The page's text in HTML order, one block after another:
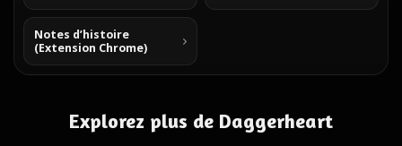
Notes d’histoire
(Extension Chrome)
Explorez plus de Daggerheart